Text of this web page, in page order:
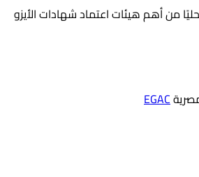
من أهم هيئات اعتماد شهادات الأيزو
EGAC